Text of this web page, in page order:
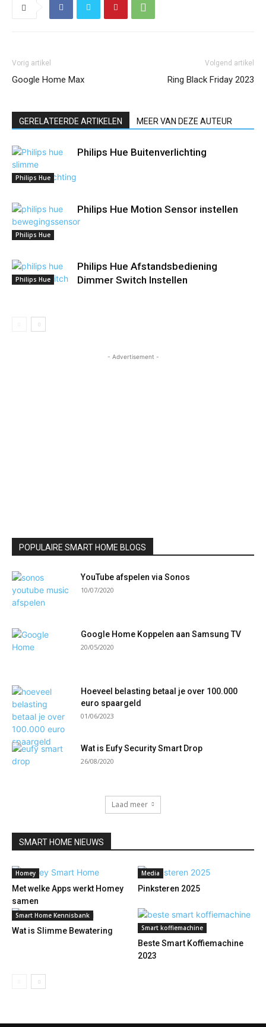
Vorig artikel
Google Home Max
Volgend artikel
Ring Black Friday 2023
GERELATEERDE ARTIKELEN MEER VAN DEZE AUTEUR
Philips Hue
Philips Hue Buitenverlichting
Philips Hue
Philips Hue Motion Sensor instellen
Philips Hue
Philips Hue Afstandsbediening
Dimmer Switch Instellen
- Advertisement -
POPULAIRE SMART HOME BLOGS
YouTube afspelen via Sonos
10/07/2020
Google Home Koppelen aan Samsung TV
20/05/2020
Hoeveel belasting betaal je over 100.000
euro spaargeld
01/06/2023
Wat is Eufy Security Smart Drop
26/08/2020
Laad meer
SMART HOME NIEUWS
Homey
Met welke Apps werkt Homey
samen
Media
Pinksteren 2025
Smart Home Kennisbank
Wat is Slimme Bewatering Smart koffiemachine
Beste Smart Koffiemachine
2023